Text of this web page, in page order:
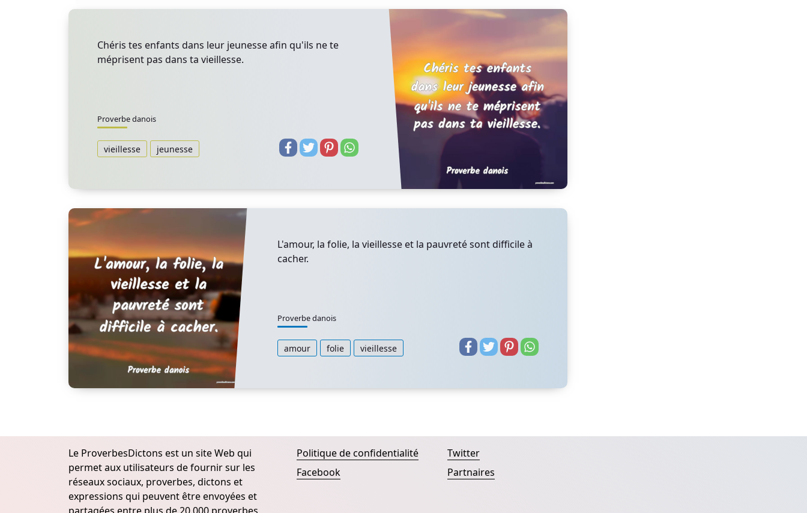
Chéris tes enfants dans leur jeunesse afin qu'ils ne te
méprisent pas dans ta vieillesse.
Proverbe danois
vieillesse jeunesse
L'amour, la folie, la vieillesse et la pauvreté sont difficile à
cacher.
Proverbe danois
amour folie vieillesse
Le ProverbesDictons est un site Web qui
permet aux utilisateurs de fournir sur les
réseaux sociaux, proverbes, dictons et
expressions qui peuvent être envoyées et
Politique de confidentialité
Facebook
Twitter
Partnaires